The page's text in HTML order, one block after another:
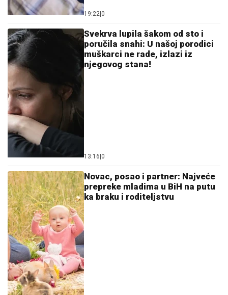
19:22 0
Svekrva lupila šakom od sto i
poručila snahi: U našoj porodici
muškarci ne rade, izlazi iz
njegovog stana!
13:16 0
Novac, posao i partner: Najveće
prepreke mladima u BiH na putu
ka braku i roditeljstvu